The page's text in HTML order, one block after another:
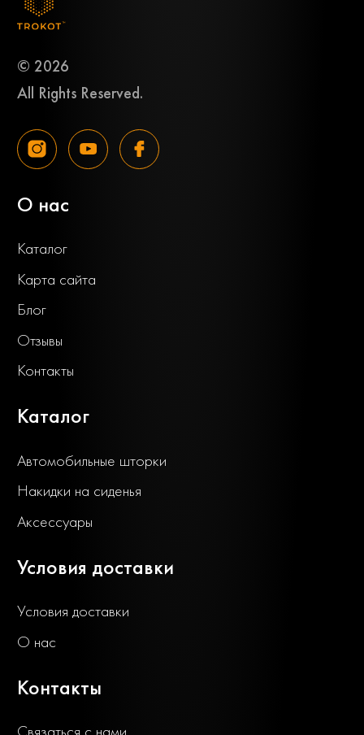
© 2026
All Rights Reserved.
О нас
Каталог
Карта сайта
Блог
Отзывы
Контакты
Каталог
Автомобильные шторки
Накидки на сиденья
Аксессуары
Условия доставки
Условия доставки
О нас
Контакты